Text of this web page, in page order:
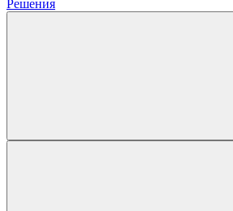
Решения